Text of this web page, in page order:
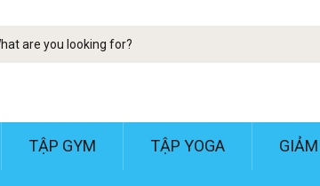
TẬP GYM TẬP YOGA